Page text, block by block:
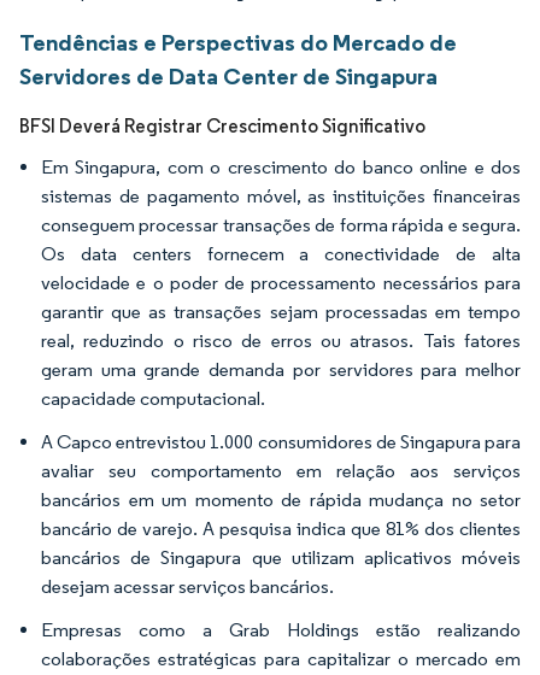
Tendências e Perspectivas do Mercado de
Servidores de Data Center de Singapura
BFSI Deverá Registrar Crescimento Significativo
Em Singapura, com o crescimento do banco online e dos
sistemas de pagamento móvel, as instituições financeiras
conseguem processar transações de forma rápida e segura.
Os data centers fornecem a conectividade de alta
velocidade e o poder de processamento necessários para
garantir que as transações sejam processadas em tempo
real, reduzindo o risco de erros ou atrasos. Tais fatores
geram uma grande demanda por servidores para melhor
capacidade computacional.
A Capco entrevistou 1.000 consumidores de Singapura para
avaliar seu comportamento em relação aos serviços
bancários em um momento de rápida mudança no setor
bancário de varejo. A pesquisa indica que 81% dos clientes
bancários de Singapura que utilizam aplicativos móveis
desejam acessar serviços bancários.
Empresas como a Grab Holdings estão realizando
colaborações estratégicas para capitalizar o mercado em